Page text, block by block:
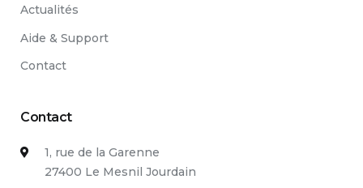
Actualités
Aide & Support
Contact
Contact
1, rue de la Garenne
27400 Le Mesnil Jourdain